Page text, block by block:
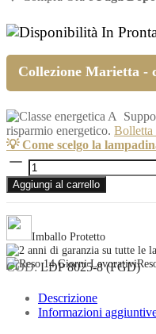
In
Collezione Marietta -
risparmio energetico. Bolletta
💡 Come scelgo la
Lampadario
a
cerchio
oro
e
paralumi
doppio
vetro
MARIETTA
quantità
Aggiungi al carrello
Imballo Protetto
COD:LDP 8025-8 (FGD)
Descrizione
Informazioni